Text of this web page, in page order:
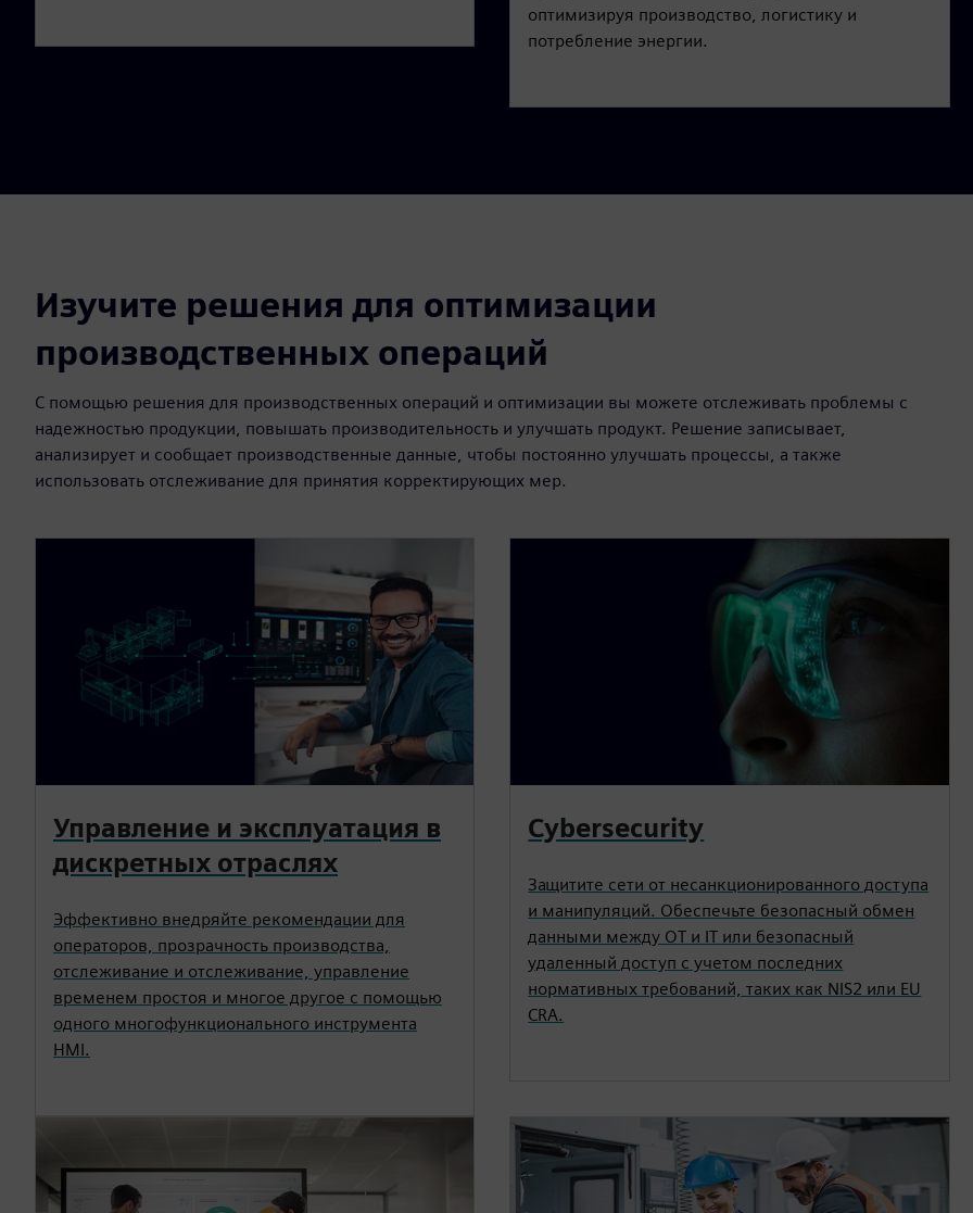
оптимизируя производство, логистику и
потребление энергии.
Изучите решения для оптимизации
производственных операций
С помощью решения для производственных операций и оптимизации вы можете отслеживать проблемы с
надежностью продукции, повышать производительность и улучшать продукт. Решение записывает,
анализирует и сообщает производственные данные, чтобы постоянно улучшать процессы, а также
использовать отслеживание для принятия корректирующих мер.
Управление и эксплуатация в
дискретных отраслях
Эффективно внедряйте рекомендации для
операторов, прозрачность производства,
отслеживание и отслеживание, управление
временем простоя и многое другое с помощью
одного многофункционального инструмента
HMI.
Cybersecurity
Защитите сети от несанкционированного доступа
и манипуляций. Обеспечьте безопасный обмен
данными между OT и IT или безопасный
удаленный доступ с учетом последних
нормативных требований, таких как NIS2 или EU
CRA.